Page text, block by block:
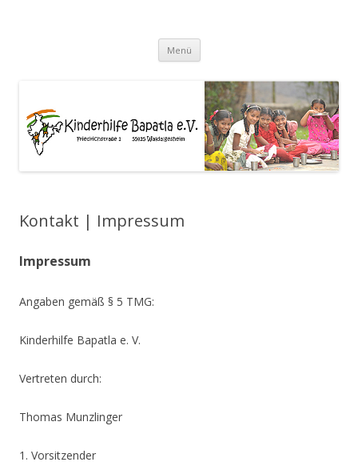
Menü Zum
springen
Kontakt | Impressum
Impressum
Angaben gemäß § 5 TMG:
Kinderhilfe Bapatla e. V.
Vertreten durch:
Thomas Munzlinger
1. Vorsitzender